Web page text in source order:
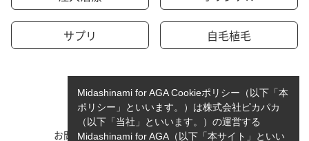
サプリ 自毛植毛
お問い合わせ 運営者情報
Midashinami for AGA Cookieポリシー（以下「本
ポリシー」といいます。）は株式会社ピカパカ
（以下「当社」といいます。）の運営する
Midashinami for AGA（以下「本サイト」といい